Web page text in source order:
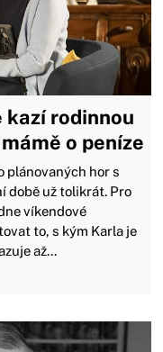
kazí rodinnou
o peníze
plánovaných hor s
době už tolikrát. Pro
víkendové
to, s kým Karla je
až...